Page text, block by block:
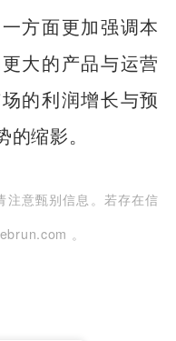
方面更加强调本
大的产品与运营
的利润增长与预
缩影。
注意甄别信息。若存在信
。